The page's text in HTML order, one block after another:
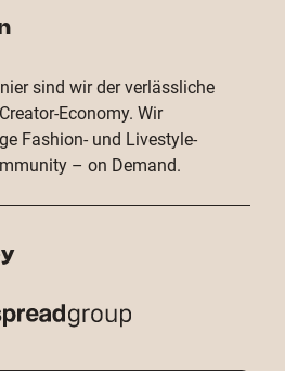
sind wir der verlässliche
Economy. Wir
Fashion- und Livestyle-
– on Demand.